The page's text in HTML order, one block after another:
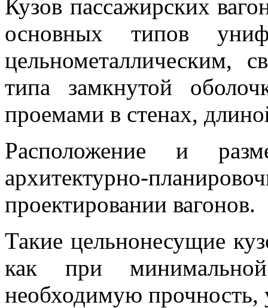
Кузов пассажирских
основных типов
цельнометаллическим,
типа замкнутой
проемами в стенах,
Расположение и
архитектурно-
проектировании вагонов.
Такие цельнонесущие
как при
необходимую прочность,